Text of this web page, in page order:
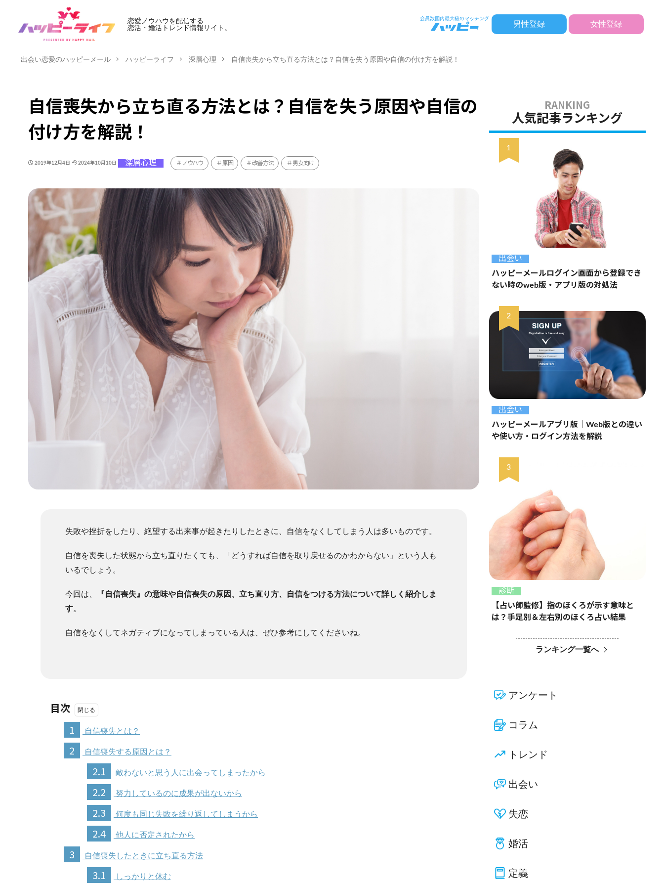
恋愛ノウハウを配信する
恋活・婚活トレンド情報サイト。
男性登録 女性登録
出会い恋愛のハッピーメール ハッピーライフ 深層心理 自信喪失から立ち直る方法とは？自信を失う原因や自信の付け方を解説！
自信喪失から立ち直る方法とは？自信を失う原因や自信の
付け方を解説！
2019年12月4日 2024年10月10日 深層心理 ノウハウ 原因 改善方法 男女向け
失敗や挫折をしたり、絶望する出来事が起きたりしたときに、自信をなくしてしまう人は多いものです。
自信を喪失した状態から立ち直りたくても、「どうすれば自信を取り戻せるのかわからない」という人も
いるでしょう。
今回は、
『自信喪失』の意味や自信喪失の原因、立ち直り方、自信をつける方法について詳しく紹介しま
す。
自信をなくしてネガティブになってしまっている人は、ぜひ参考にしてくださいね。
目次
1
自信喪失とは？
2 自信喪失する原因とは？
2.1 敵わないと思う人に出会ってしまったから
2.2 努力しているのに成果が出ないから
2.3 何度も同じ失敗を繰り返してしまうから
2.4 他人に否定されたから
3 自信喪失したときに立ち直る方法
3.1 しっかりと休む
人気記事ランキング
出会い
ハッピーメールログイン画面から登録でき
ない時のweb版・アプリ版の対処法
出会い
ハッピーメールアプリ版｜Web版との違い
や使い方・ログイン方法を解説
診断
【占い師監修】指のほくろが示す意味と
は？手足別＆左右別のほくろ占い結果
ランキング一覧へ
アンケート
コラム
トレンド
出会い
失恋
婚活
定義